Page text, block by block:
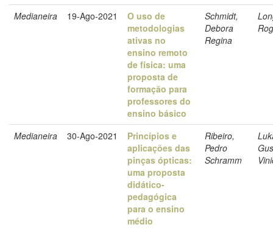
Medianeira 19-Ago-2021
O uso de
metodologias
ativas no
ensino remoto
de física: uma
proposta de
formação para
professores do
ensino básico
Schmidt,
Debora
Regina
Medianeira 30-Ago-2021
Princípios e
aplicações das
pinças ópticas:
uma proposta
didático-
pedagógica
para o ensino
médio
Ribeiro,
Pedro
Schramm